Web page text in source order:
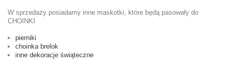
W sprzedaży posiadamy inne maskotki, które będą pasowały do
CHOINKI
pierniki
choinka brelok
inne dekoracje świąteczne